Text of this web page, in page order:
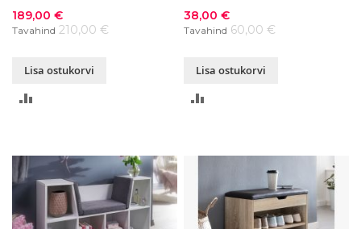
Soodushind
189,00 €
Tavahind 210,00 €
Lisa ostukorvi
Soodushind
38,00 €
Tavahind 60,00 €
Lisa ostukorvi